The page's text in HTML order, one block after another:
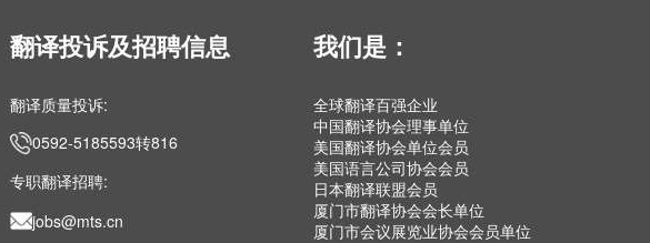
翻译投诉及招聘信息
翻译质量投诉:
0592-5185593转816
专职翻译招聘:
jobs@mts.cn
我们是：
全球翻译百强企业
中国翻译协会理事单位
美国翻译协会单位会员
美国语言公司协会会员
日本翻译联盟会员
厦门市翻译协会会长单位
厦门市会议展览业协会会员单位